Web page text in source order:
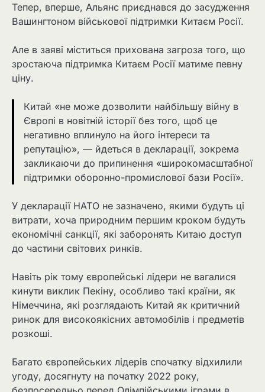
Тепер, вперше, Альянс приєднався до засудження
Вашингтоном військової підтримки Китаєм Росії.
Але в заяві міститься прихована загроза того, що
зростаюча підтримка Китаєм Росії матиме певну
ціну.
Китай «не може дозволити найбільшу війну в
Європі в новітній історії без того, щоб це
негативно вплинуло на його інтереси та
репутацію», — йдеться в декларації, зокрема
закликаючи до припинення «широкомасштабної
підтримки оборонно-промислової бази Росії».
У декларації НАТО не зазначено, якими будуть ці
витрати, хоча природним першим кроком будуть
економічні санкції, які заборонять Китаю доступ
до частини світових ринків.
Навіть рік тому європейські лідери не вагалися
кинути виклик Пекіну, особливо такі країни, як
Німеччина, які розглядають Китай як критичний
ринок для високоякісних автомобілів і предметів
розкоші.
Багато європейських лідерів спочатку відхилили
угоду, досягнуту на початку 2022 року,